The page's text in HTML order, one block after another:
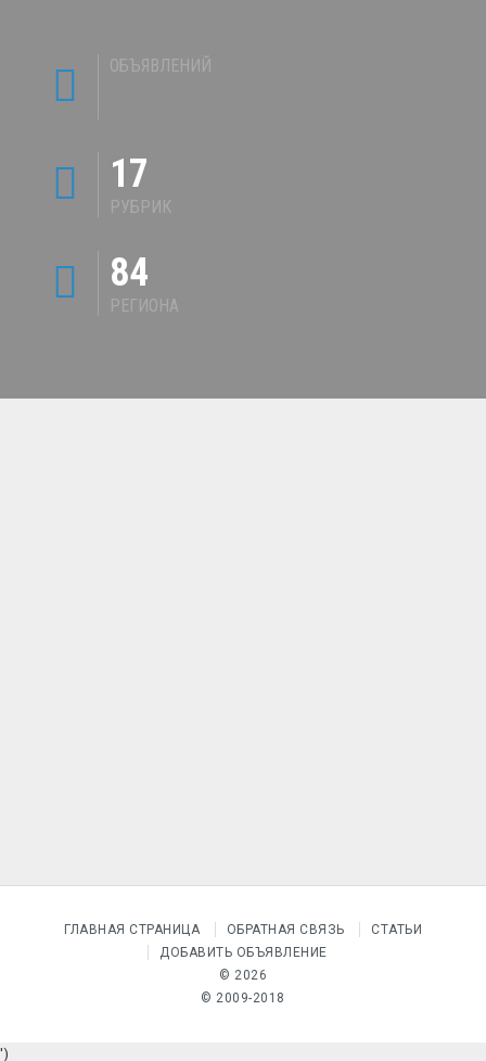
ОБЪЯВЛЕНИЙ
17
РУБРИК
84
РЕГИОНА
ГЛАВНАЯ СТРАНИЦА ОБРАТНАЯ СВЯЗЬ
СТАТЬИ
ДОБАВИТЬ ОБЪЯВЛЕНИЕ
© 2026
© 2009-2018
')